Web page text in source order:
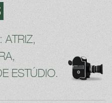
ATRIZ,
ESTÚDIO.